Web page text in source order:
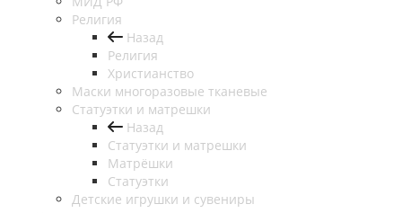
Религия
Назад
Религия
Христианство
Маски многоразовые тканевые
Статуэтки и матрешки
Назад
Статуэтки и матрешки
Матрёшки
Статуэтки
Детские игрушки и сувениры